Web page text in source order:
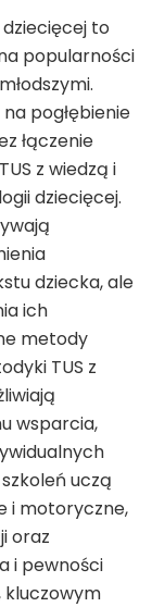
to
popularności
pogłębienie
łączenie
z wiedzą i
dziecięcej.
dziecka, ale
ich
metody
TUS z
wsparcia,
uczą
i motoryczne,
oraz
i pewności
kluczowym